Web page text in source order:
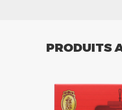
PRODUITS